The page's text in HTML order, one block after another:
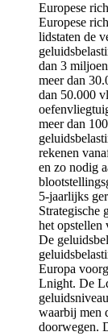
Europese
Europese
lidstaten de
dan 3
meer dan
dan 50.000
meer dan
rekenen
en zo nodig
5-jaarlijks
Strategische
het opstellen
De
Europa
Lnight. De
waarbij men
doorwegen.